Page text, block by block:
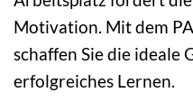
Motivation. Mit dem
schaffen Sie die ideale
erfolgreiches Lernen.